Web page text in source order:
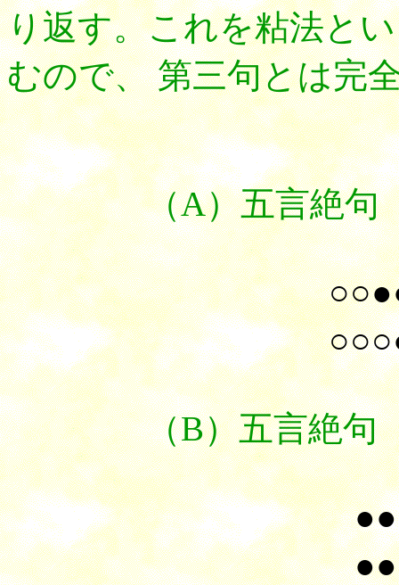
り返す。これを粘法と
むので、 第三句とは完
（A）五言絶句（
（B）五言絶句（